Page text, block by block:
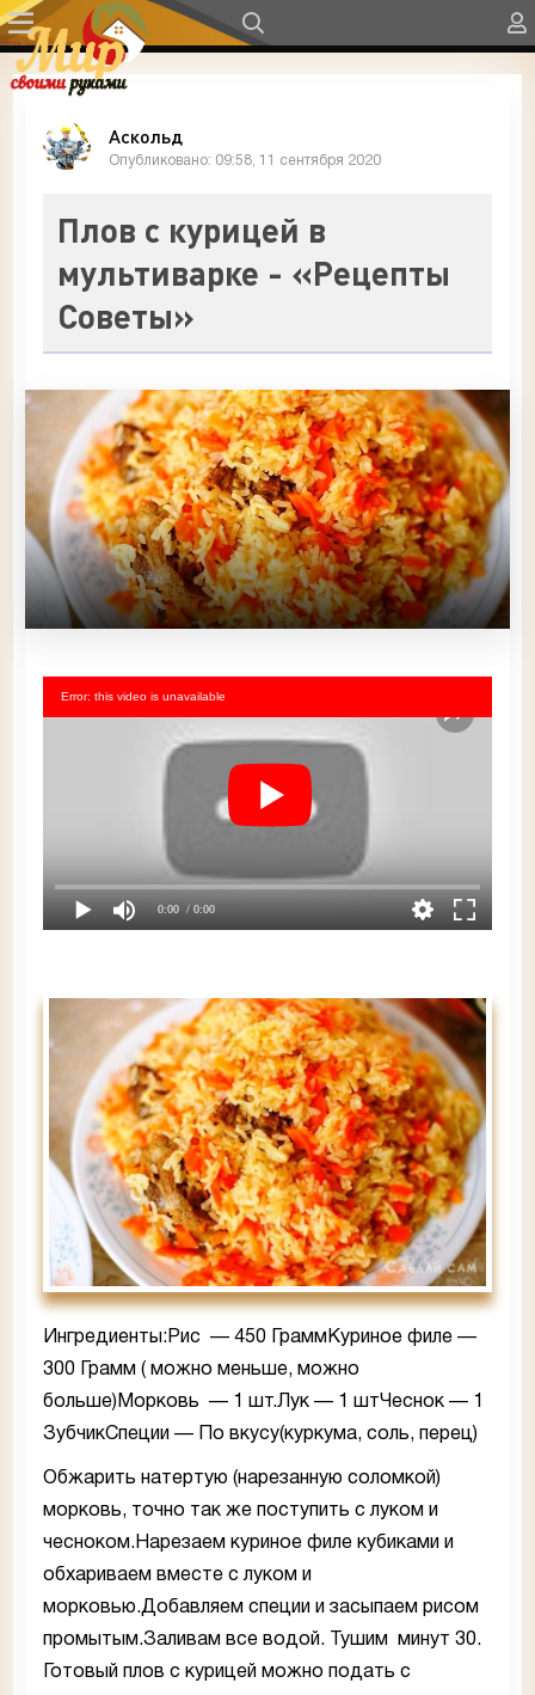
Аскольд
Опубликовано: 09:58, 11 сентября 2020
Плов с курицей в
мультиварке - «Рецепты
Советы»
0:00 / 0:00
Error: this video is unavailable
Ингредиенты:Рис — 450 ГраммКуриное филе —
300 Грамм ( можно меньше, можно
больше)Морковь — 1 шт.Лук — 1 штЧеснок — 1
ЗубчикСпеции — По вкусу(куркума, соль, перец)
Обжарить натертую (нарезанную соломкой)
морковь, точно так же поступить с луком и
чесноком.Нарезаем куриное филе кубиками и
обхариваем вместе с луком и
морковью.Добавляем специи и засыпаем рисом
промытым.Заливам все водой. Тушим минут 30.
Готовый плов с курицей можно подать с